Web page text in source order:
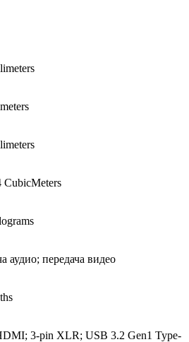
CubicMeters
аудио; передача видео
3-pin XLR; USB 3.2 Gen1 Type-